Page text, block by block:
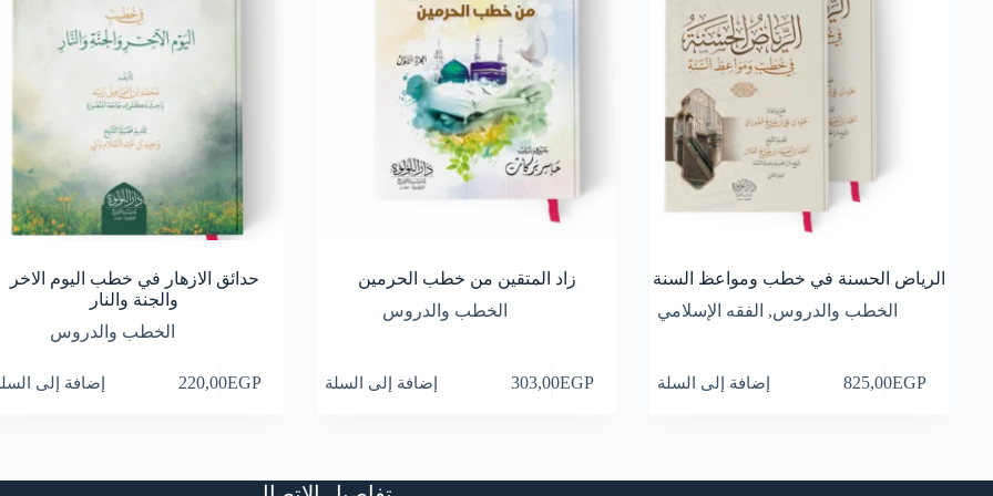
الرياض الحسنة في خطب ومواعظ السنة
الخطب والدروس, الفقه الإسلامي
825,00EGP إضافة إلى السلة
زاد المتقين من خطب الحرمين
الخطب والدروس
303,00EGP إضافة إلى السلة
حدائق الازهار في خطب اليوم الاخر
والجنة والنار
الخطب والدروس
220,00EGP إضافة إلى